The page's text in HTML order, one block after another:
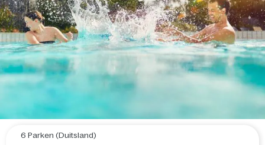
6 Parken (Duitsland)